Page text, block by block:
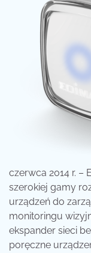
czerwca 2014 r. –
szerokiej gamy
urządzeń do
monitoringu
ekspander sieci
poręczne